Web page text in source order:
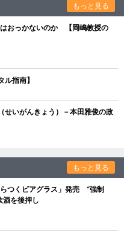
もっと見る
おっかないのか 【岡嶋教授の
指南】
いがんきょう）－本田雅俊の政
もっと見る
つくビアグラス」発売 “強制
酒を後押し